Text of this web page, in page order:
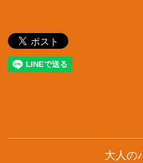
大人の